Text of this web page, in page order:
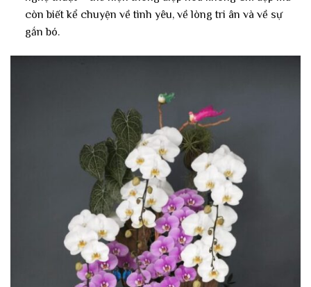
còn biết kể chuyện về tình yêu, về lòng tri ân và về sự
gắn bó.